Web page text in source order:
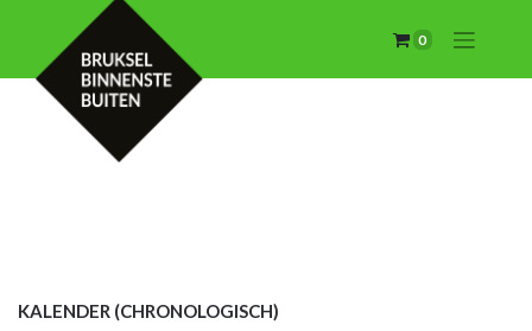
0
KALENDER (CHRONOLOGISCH)